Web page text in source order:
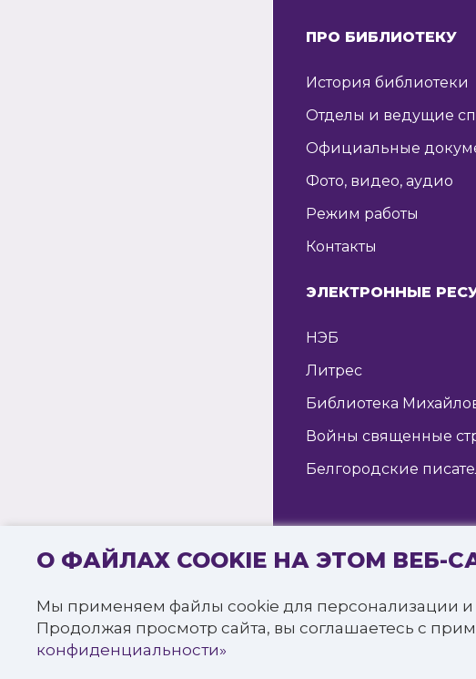
О ФАЙЛАХ COOKIE НА ЭТОМ ВЕБ-
Мы применяем файлы cookie для персонализации
Продолжая просмотр сайта, вы соглашаетесь с
конфиденциальности»
СПРОСИТЬ
ПРО БИБЛИОТЕКУ
История библиотеки
Отделы и ведущие
Официальные
Фото, видео, аудио
Режим работы
Контакты
ЭЛЕКТРОННЫЕ
НЭБ
Литрес
Библиотека
Войны священные
Белгородские
© 2016—2022
Все права защищены.
Политика